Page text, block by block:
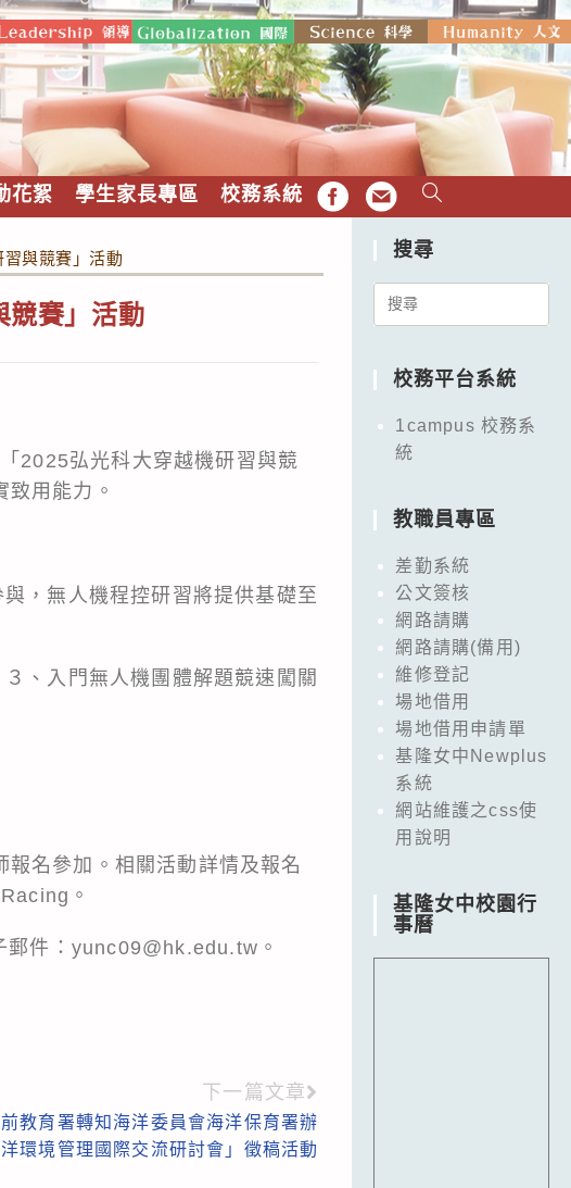
花絮 學生家長專區 校務系統 FB EMAIL
與競賽」活動
競賽」活動
2025弘光科大穿越機研習與競
用能力。
，無人機程控研習將提供基礎至
、入門無人機團體解題競速闖關
名參加。相關活動詳情及報名
。
件：yunc09@hk.edu.tw。
下一篇文章
教育署轉知海洋委員會海洋保育署辦
環境管理國際交流研討會」徵稿活動
搜尋
Search
校務平台系統
1campus 校務系
統
教職員專區
差勤系統
公文簽核
網路請購
網路請購(備用)
維修登記
場地借用
場地借用申請單
基隆女中Newplus
系統
網站維護之css使
用說明
基隆女中校園行
事曆